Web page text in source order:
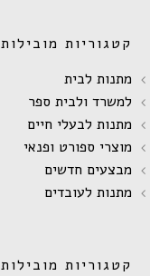
קטגוריות מובילות
מתנות לבית
למשרד ולבית ספר
מתנות לבעלי חיים
מוצרי ספורט ופנאי
מבצעים חדשים
מתנות לעובדים
קטגוריות מובילות